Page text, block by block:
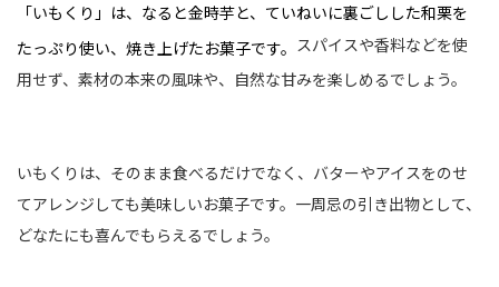
「いもくり」は、なると金時芋と、ていねいに裏ごしした和栗を
たっぷり使い、焼き上げたお菓子です。 スパイスや香料などを使
用せず、素材の本来の風味や、自然な甘みを楽しめるでしょう。
いもくりは、そのまま食べるだけでなく、バターやアイスをのせ
てアレンジしても美味しいお菓子です。一周忌の引き出物として、
どなたにも喜んでもらえるでしょう。